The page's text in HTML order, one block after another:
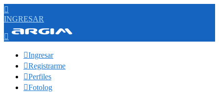

INGRESAR

Ingresar
Registrarme
Perfiles
Fotolog